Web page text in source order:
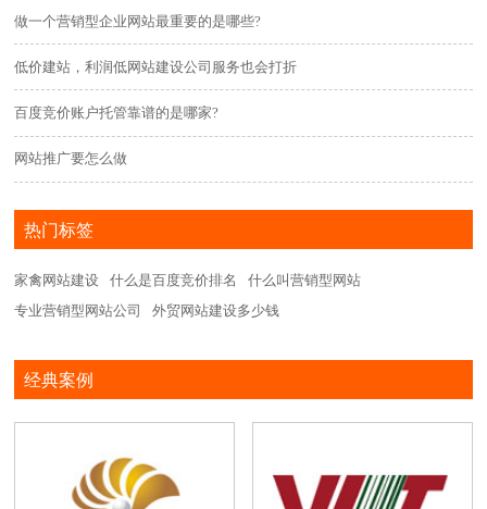
做一个营销型企业网站最重要的是哪些?
低价建站，利润低网站建设公司服务也会打折
百度竞价账户托管靠谱的是哪家?
网站推广要怎么做
热门标签
家禽网站建设 什么是百度竞价排名
什么叫营销型网站
专业营销型网站公司
外贸网站建设多少钱
经典案例